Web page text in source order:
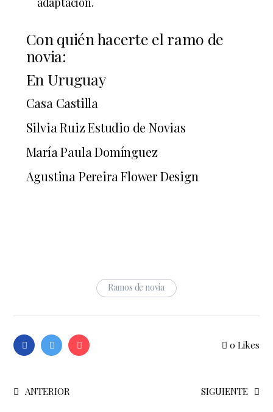
Con quién hacerte el ramo de
novia:
En Uruguay
Casa Castilla
Silvia Ruiz Estudio de Novias
María Paula Domínguez
Agustina Pereira Flower Design
Ramos de novia
0 Likes
ANTERIOR SIGUIENTE